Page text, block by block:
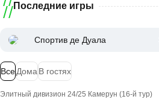
Последние игры
Спортив де Дуала
ВсеДома В гостях
Элитный дивизион 24/25 Камерун (16-й тур)